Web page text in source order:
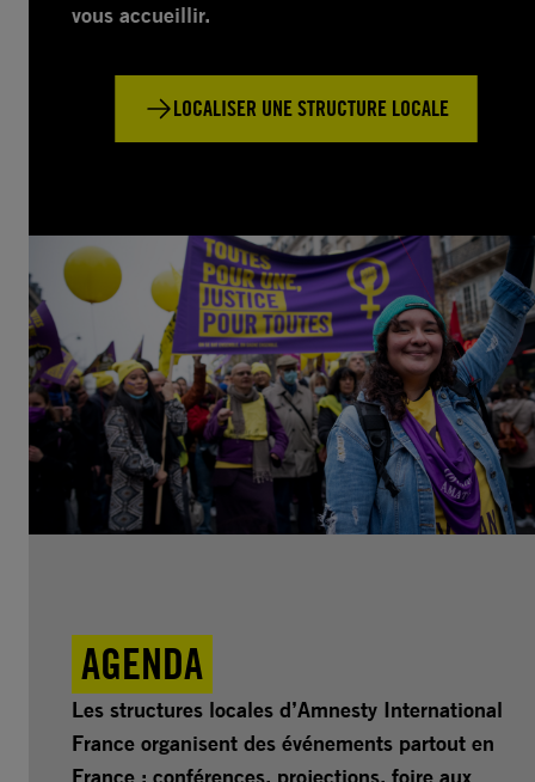
vous accueillir.
LOCALISER UNE STRUCTURE LOCALE
AGENDA
Les structures locales d’Amnesty International
France organisent des événements partout en